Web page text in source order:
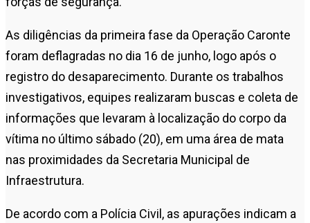
As diligências da primeira fase da Operação Caronte
foram deflagradas no dia 16 de junho, logo após o
registro do desaparecimento. Durante os trabalhos
investigativos, equipes realizaram buscas e coleta de
informações que levaram à localização do corpo da
vítima no último sábado (20), em uma área de mata
nas proximidades da Secretaria Municipal de
Infraestrutura.
De acordo com a Polícia Civil, as apurações indicam a